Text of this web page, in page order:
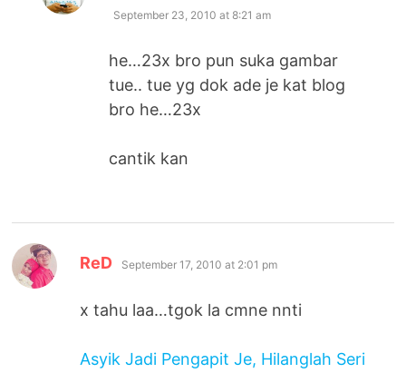
September 23, 2010 at 8:21 am
he…23x bro pun suka gambar
tue.. tue yg dok ade je kat blog
bro he…23x
cantik kan
ReD says:
September 17, 2010 at 2:01 pm
x tahu laa…tgok la cmne nnti
Asyik Jadi Pengapit Je, Hilanglah Seri